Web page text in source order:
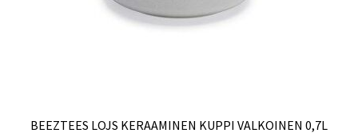
BEEZTEES LOJS KERAAMINEN KUPPI VALKOINEN 0,7L